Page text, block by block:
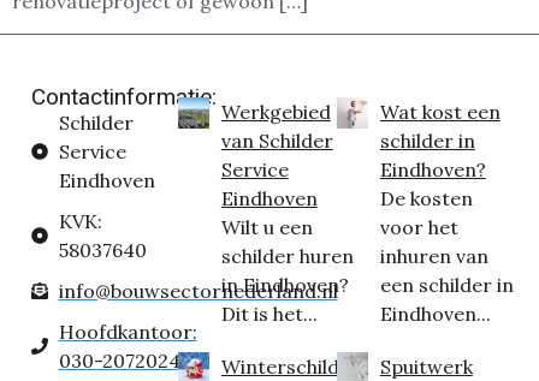
Contactinformatie:
Schilder
Service
Eindhoven
KVK:
58037640
info@bouwsectornederland.nl
Hoofdkantoor:
030-2072024
Werkgebied
van Schilder
Service
Eindhoven
Wilt u een
schilder huren
in Eindhoven?
Dit is het...
Winterschilder
Wat kost een
schilder in
Eindhoven?
De kosten
voor het
inhuren van
een schilder in
Eindhoven...
Spuitwerk